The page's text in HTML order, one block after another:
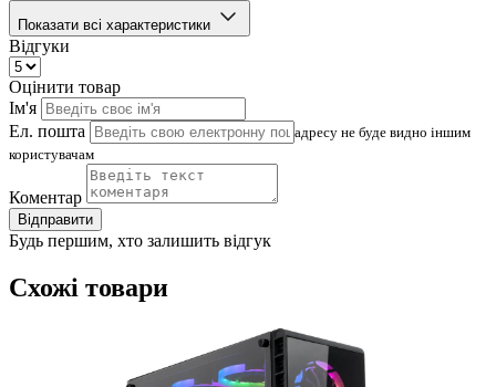
Показати всі характеристики
Відгуки
Оцінити товар
Ім'я
Ел. пошта
адресу не буде видно іншим
користувачам
Коментар
Відправити
Будь першим, хто залишить відгук
Схожі товари